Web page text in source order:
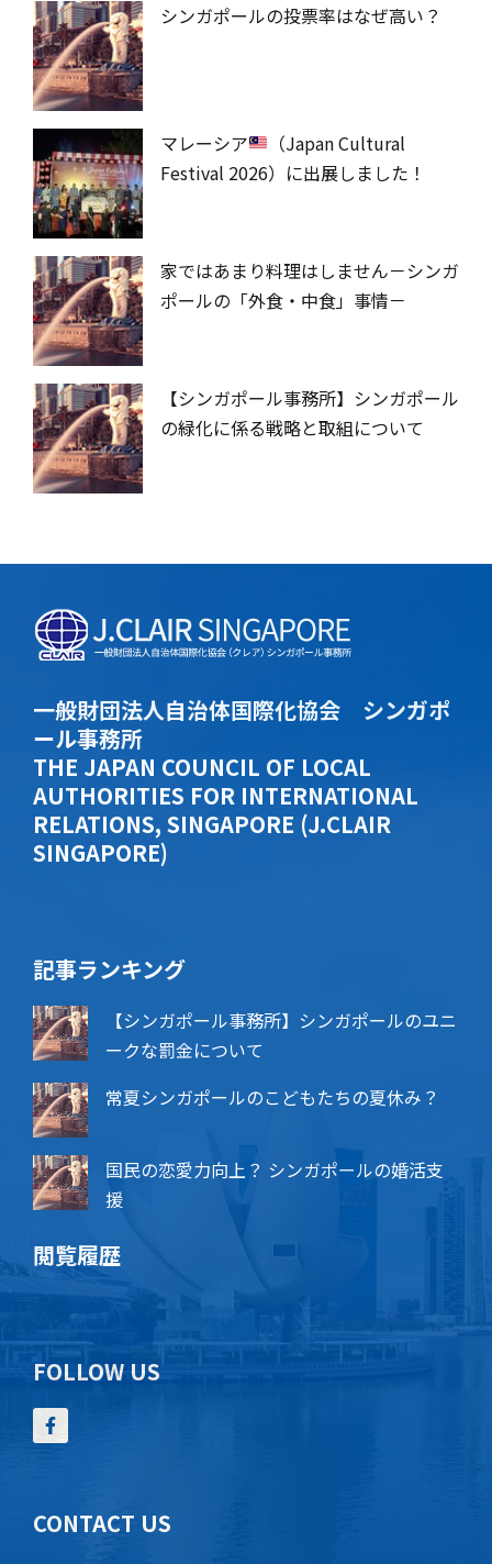
シンガポールの投票率はなぜ高い？
マレーシア
（Japan Cultural
Festival 2026）に出展しました！
家ではあまり料理はしません－シンガ
ポールの「外食・中食」事情－
【シンガポール事務所】シンガポール
の緑化に係る戦略と取組について
一般財団法人自治体国際化協会 シンガポ
ール事務所
THE JAPAN COUNCIL OF LOCAL
AUTHORITIES FOR INTERNATIONAL
RELATIONS, SINGAPORE (J.CLAIR
SINGAPORE)
記事ランキング
【シンガポール事務所】シンガポールのユニ
ークな罰金について
常夏シンガポールのこどもたちの夏休み？
国民の恋愛力向上？ シンガポールの婚活支
援
閲覧履歴
FOLLOW US
CONTACT US